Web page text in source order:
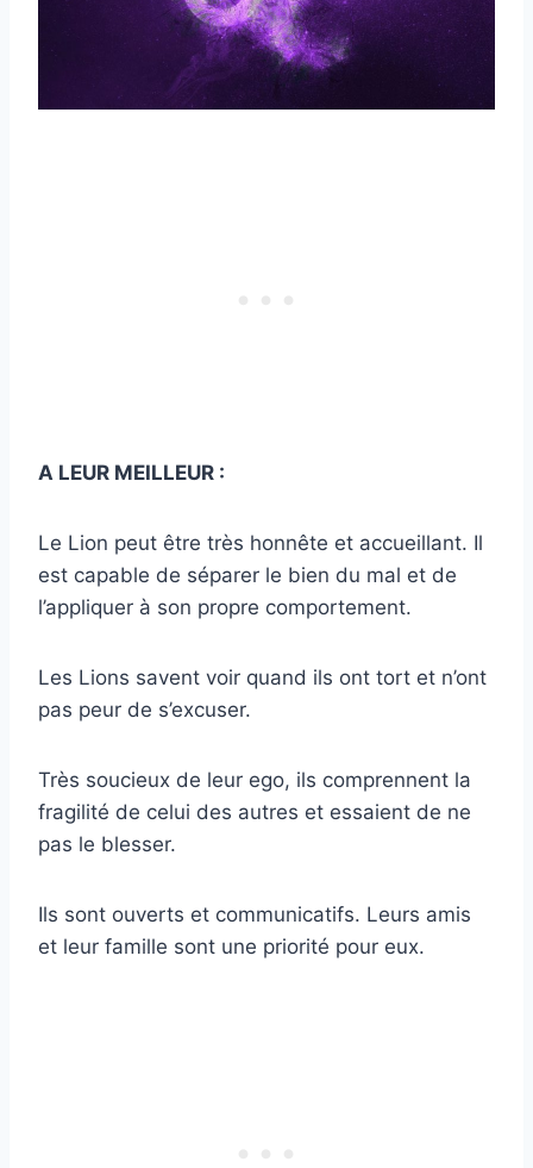
A LEUR MEILLEUR :
Le Lion peut être très honnête et accueillant. Il
est capable de séparer le bien du mal et de
l’appliquer à son propre comportement.
Les Lions savent voir quand ils ont tort et n’ont
pas peur de s’excuser.
Très soucieux de leur ego, ils comprennent la
fragilité de celui des autres et essaient de ne
pas le blesser.
Ils sont ouverts et communicatifs. Leurs amis
et leur famille sont une priorité pour eux.